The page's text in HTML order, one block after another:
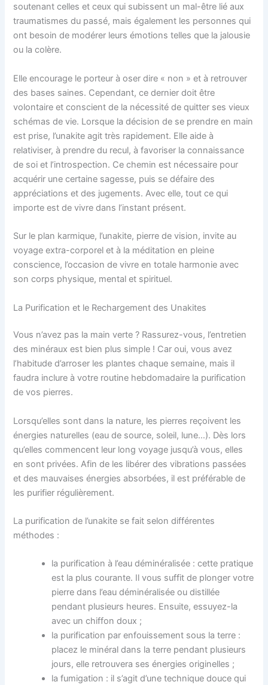
soutenant celles et ceux qui subissent un mal-être lié aux
traumatismes du passé, mais également les personnes qui
ont besoin de modérer leurs émotions telles que la jalousie
ou la colère.
Elle encourage le porteur à oser dire « non » et à retrouver
des bases saines. Cependant, ce dernier doit être
volontaire et conscient de la nécessité de quitter ses vieux
schémas de vie. Lorsque la décision de se prendre en main
est prise, l’unakite agit très rapidement. Elle aide à
relativiser, à prendre du recul, à favoriser la connaissance
de soi et l’introspection. Ce chemin est nécessaire pour
acquérir une certaine sagesse, puis se défaire des
appréciations et des jugements. Avec elle, tout ce qui
importe est de vivre dans l’instant présent.
Sur le plan karmique, l’unakite, pierre de vision, invite au
voyage extra-corporel et à la méditation en pleine
conscience, l’occasion de vivre en totale harmonie avec
son corps physique, mental et spirituel.
La Purification et le Rechargement des Unakites
Vous n’avez pas la main verte ? Rassurez-vous, l’entretien
des minéraux est bien plus simple ! Car oui, vous avez
l’habitude d’arroser les plantes chaque semaine, mais il
faudra inclure à votre routine hebdomadaire la purification
de vos pierres.
Lorsqu’elles sont dans la nature, les pierres reçoivent les
énergies naturelles (eau de source, soleil, lune…). Dès lors
qu’elles commencent leur long voyage jusqu’à vous, elles
en sont privées. Afin de les libérer des vibrations passées
et des mauvaises énergies absorbées, il est préférable de
les purifier régulièrement.
La purification de l’unakite se fait selon différentes
méthodes :
la purification à l’eau déminéralisée : cette pratique
est la plus courante. Il vous suffit de plonger votre
pierre dans l’eau déminéralisée ou distillée
pendant plusieurs heures. Ensuite, essuyez-la
avec un chiffon doux ;
la purification par enfouissement sous la terre :
placez le minéral dans la terre pendant plusieurs
jours, elle retrouvera ses énergies originelles ;
la fumigation : il s’agit d’une technique douce qui